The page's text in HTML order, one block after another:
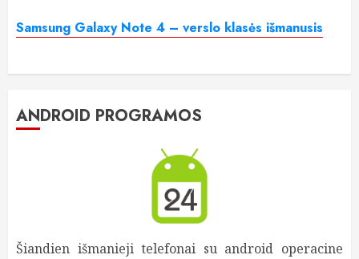
Samsung Galaxy Note 4 – verslo klasės išmanusis
ANDROID PROGRAMOS
Šiandien išmanieji telefonai su android operacine